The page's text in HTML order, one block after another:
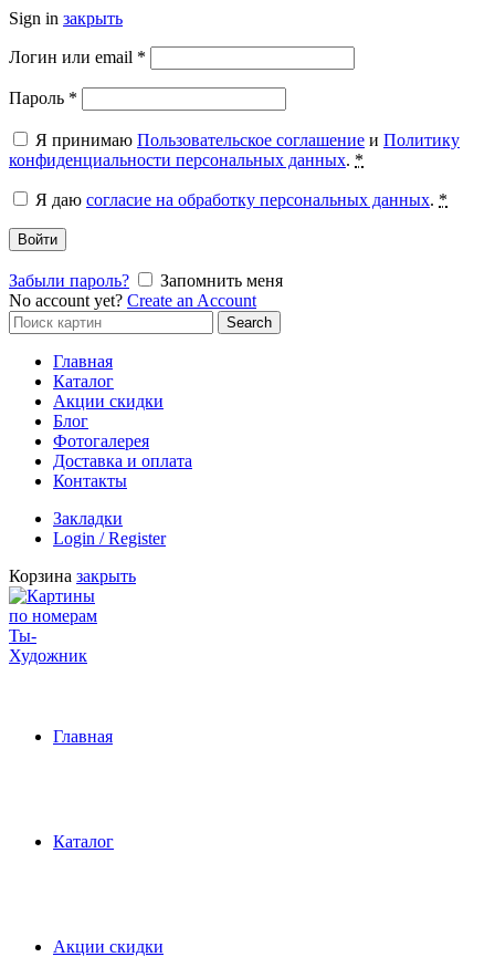
Sign in закрыть
Логин или email *
Пароль *
Я принимаю Пользовательское соглашение и Политику
конфиденциальности персональных данных. *
Я даю согласие на обработку персональных данных. *
Войти
Забыли пароль?
Запомнить меня
No account yet? Create an Account
Search
for:
Search
Главная
Каталог
Акции скидки
Блог
Фотогалерея
Доставка и оплата
Контакты
Закладки
Login / Register
Корзина закрыть
Главная
Каталог
Акции скидки